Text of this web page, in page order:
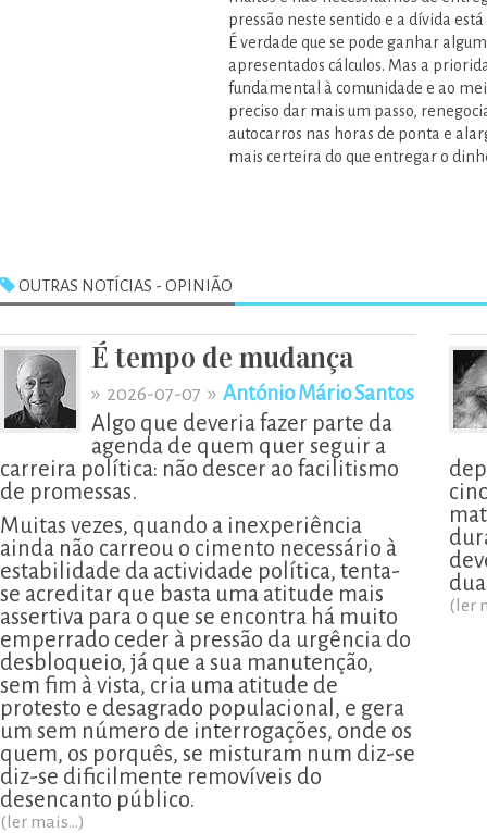
pressão neste sentido e a dívida
É verdade que se pode ganhar
apresentados cálculos. Mas a
fundamental à comunidade e ao
preciso dar mais um passo,
autocarros nas horas de ponta e
mais certeira do que entregar o
OUTRAS NOTÍCIAS - OPINIÃO
É tempo de mudança
» 2026-07-07 » António Mário Santos
Algo que deveria fazer parte da
agenda de quem quer seguir a
carreira política: não descer ao facilitismo
de promessas.
Muitas vezes, quando a inexperiência
ainda não carreou o cimento necessário à
estabilidade da actividade política, tenta-
se acreditar que basta uma atitude mais
assertiva para o que se encontra há muito
emperrado ceder à pressão da urgência do
desbloqueio, já que a sua manutenção,
sem fim à vista, cria uma atitude de
protesto e desagrado populacional, e gera
um sem número de interrogações, onde os
quem, os porquês, se misturam num diz-se
diz-se dificilmente removíveis do
desencanto público.
(ler mais...)
(ler